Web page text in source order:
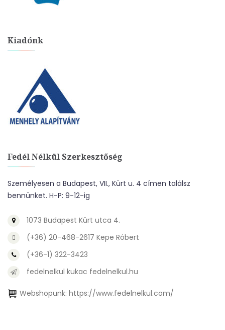
Kiadónk
Fedél Nélkül Szerkesztőség
Személyesen a Budapest, VII., Kürt u. 4 címen találsz
bennünket. H-P: 9-12-ig
1073 Budapest Kürt utca 4.
(+36) 20-468-2617 Kepe Róbert
(+36-1) 322-3423
fedelnelkul kukac fedelnelkul.hu
Webshopunk: https://www.fedelnelkul.com/